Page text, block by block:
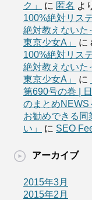
ク」
に 匿名 よ
100%絶対リス
絶対教えないた
東京少女A」
に
100%絶対リス
絶対教えないた
東京少女A」
に
第690号の巻 |
のまとめNEWS
お勧めできる同
い」
に SEO
アーカイブ
2015年3月
2015年2月